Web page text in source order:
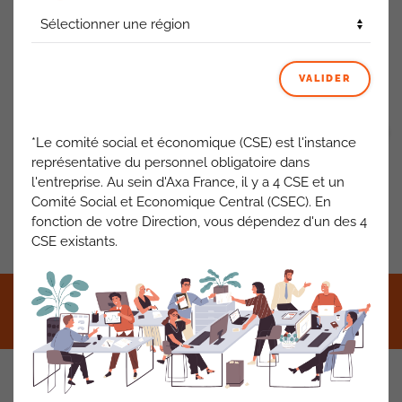
CHATEAUROUXsera impacté entre le 27 juillet et le 5 août
PRÉCÉDENT SUIVANT
©2021 CFDT AXA France •Mentions légales •RGPD
Contact
VALIDER
*Le comité social et économique (CSE) est l'instance
représentative du personnel obligatoire dans
l'entreprise. Au sein d'Axa France, il y a 4 CSE et un
Comité Social et Economique Central (CSEC). En
fonction de votre Direction, vous dépendez d'un des 4
CSE existants.